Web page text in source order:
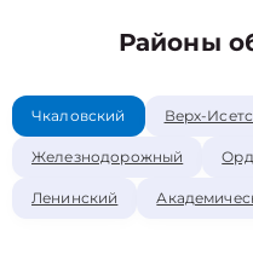
Районы
Чкаловский Верх-
Железнодорожный
Ленинский